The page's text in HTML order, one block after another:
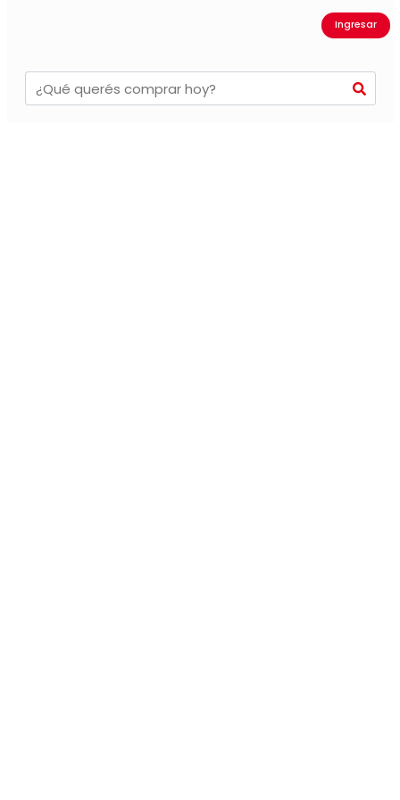
Ingresar